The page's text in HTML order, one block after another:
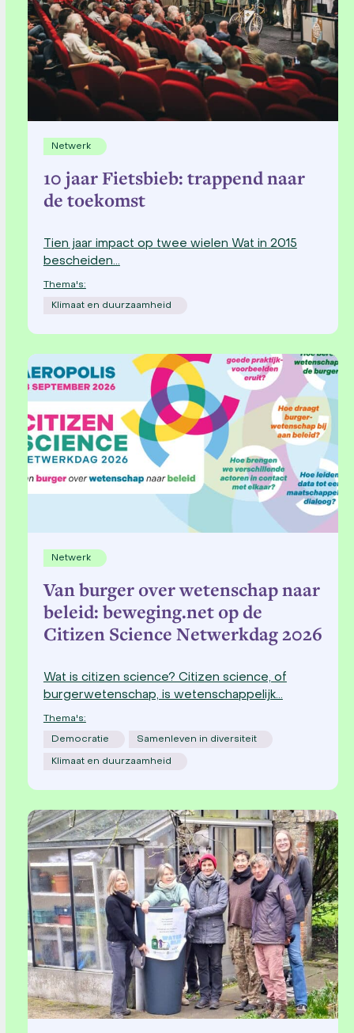
Netwerk
10 jaar Fietsbieb: trappend naar
de toekomst
Tien jaar impact op twee wielen Wat in 2015
bescheiden…
Thema's:
Klimaat en duurzaamheid
Netwerk
Van burger over wetenschap naar
beleid: beweging.net op de
Citizen Science Netwerkdag 2026
Wat is citizen science? Citizen science, of
burgerwetenschap, is wetenschappelijk…
Thema's:
Democratie Samenleven in diversiteit
Klimaat en duurzaamheid